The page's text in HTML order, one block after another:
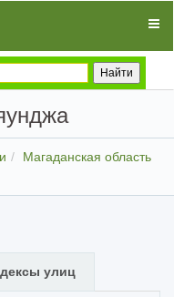
Магаданская область
улиц